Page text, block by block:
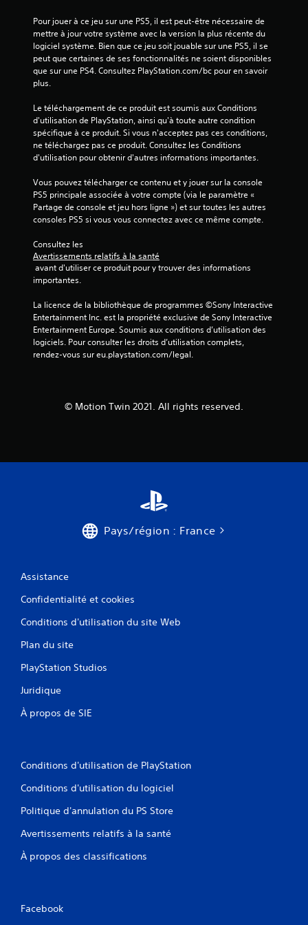
Pour jouer à ce jeu sur une PS5, il est peut-être nécessaire de
mettre à jour votre système avec la version la plus récente du
logiciel système. Bien que ce jeu soit jouable sur une PS5, il se
peut que certaines de ses fonctionnalités ne soient disponibles
que sur une PS4. Consultez PlayStation.com/bc pour en savoir
plus.
Le téléchargement de ce produit est soumis aux Conditions
d'utilisation de PlayStation, ainsi qu'à toute autre condition
spécifique à ce produit. Si vous n'acceptez pas ces conditions,
ne téléchargez pas ce produit. Consultez les Conditions
d'utilisation pour obtenir d'autres informations importantes.
Vous pouvez télécharger ce contenu et y jouer sur la console
PS5 principale associée à votre compte (via le paramètre «
Partage de console et jeu hors ligne ») et sur toutes les autres
consoles PS5 si vous vous connectez avec ce même compte.
Consultez les
Avertissements relatifs à la santé
importantes.
La licence de la bibliothèque de programmes ©Sony Interactive
Entertainment Inc. est la propriété exclusive de Sony Interactive
Entertainment Europe. Soumis aux conditions d’utilisation des
logiciels. Pour consulter les droits d’utilisation complets,
rendez-vous sur eu.playstation.com/legal.
© Motion Twin 2021. All rights reserved.
Pays/région : France
Assistance
Confidentialité et cookies
Conditions d'utilisation du site Web
Plan du site
PlayStation Studios
Juridique
À propos de SIE
Conditions d'utilisation de PlayStation
Conditions d'utilisation du logiciel
Politique d'annulation du PS Store
Avertissements relatifs à la santé
À propos des classifications
Facebook